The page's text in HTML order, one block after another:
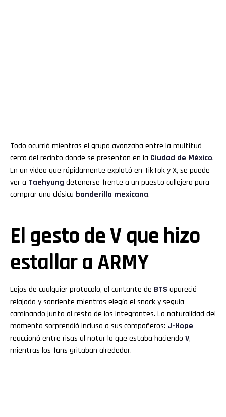
Todo ocurrió mientras el grupo avanzaba entre la multitud
cerca del recinto donde se presentan en la Ciudad de México.
En un video que rápidamente explotó en TikTok y X, se puede
ver a Taehyung detenerse frente a un puesto callejero para
comprar una clásica banderilla mexicana.
El gesto de V que hizo
estallar a ARMY
Lejos de cualquier protocolo, el cantante de BTS apareció
relajado y sonriente mientras elegía el snack y seguía
caminando junto al resto de los integrantes. La naturalidad del
momento sorprendió incluso a sus compañeros: J-Hope
reaccionó entre risas al notar lo que estaba haciendo V,
mientras los fans gritaban alrededor.